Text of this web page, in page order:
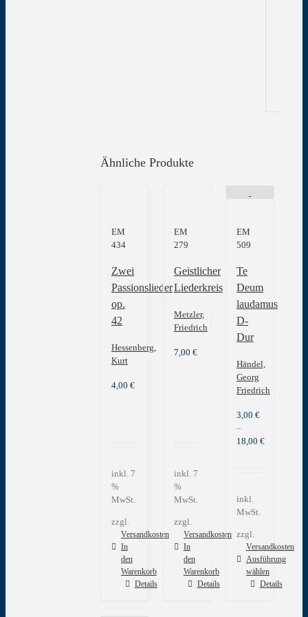
Ähnliche Produkte
EM
434
Zwei
Passionslieder
op.
42
Hessenberg,
Kurt
4,00 €
inkl. 7
%
MwSt.
zzgl.
Versandkosten
In
den
Warenkorb
Details
EM
279
Geistlicher
Liederkreis
Metzler,
Friedrich
7,00 €
inkl. 7
%
MwSt.
zzgl.
Versandkosten
In
den
Warenkorb
Details
EM
509
Te
Deum
laudamus
D-
Dur
Händel,
Georg
Friedrich
3,00 €
–
18,00 €
inkl.
MwSt.
zzgl.
Versandkosten
Ausführung
wählen
Dieses Details